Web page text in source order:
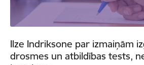
Ilze Indriksone par izmaiņām
drosmes un atbildības tests,